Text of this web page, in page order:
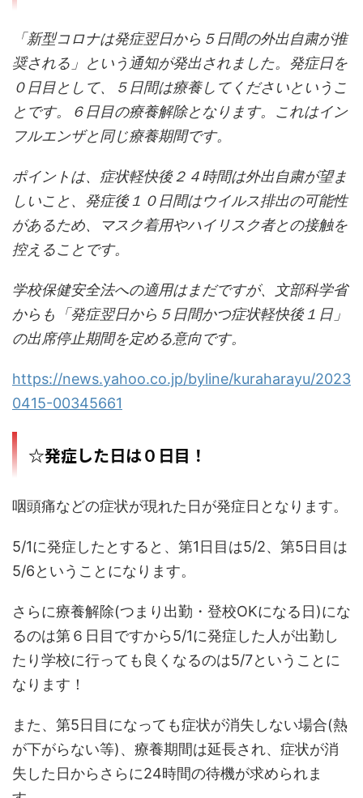
「新型コロナは発症翌日から５日間の外出自粛が推
奨される」という通知が発出されました。発症日を
０日目として、５日間は療養してくださいというこ
とです。６日目の療養解除となります。これはイン
フルエンザと同じ療養期間です。
ポイントは、症状軽快後２４時間は外出自粛が望ま
しいこと、発症後１０日間はウイルス排出の可能性
があるため、マスク着用やハイリスク者との接触を
控えることです。
学校保健安全法への適用はまだですが、文部科学省
からも「発症翌日から５日間かつ症状軽快後１日」
の出席停止期間を定める意向です。
https://news.yahoo.co.jp/byline/kuraharayu/2023
0415-00345661
☆発症した日は０日目！
咽頭痛などの症状が現れた日が発症日となります。
5/1に発症したとすると、第1日目は5/2、第5日目は
5/6ということになります。
さらに療養解除(つまり出勤・登校OKになる日)にな
るのは第６日目ですから5/1に発症した人が出勤し
たり学校に行っても良くなるのは5/7ということに
なります！
また、第5日目になっても症状が消失しない場合(熱
が下がらない等)、療養期間は延長され、症状が消
失した日からさらに24時間の待機が求められま